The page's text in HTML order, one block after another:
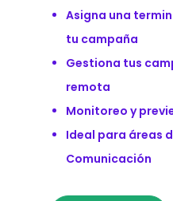
Asigna una
tu campaña
Gestiona tus
remota
Monitoreo y
Ideal para áreas
Comunicación